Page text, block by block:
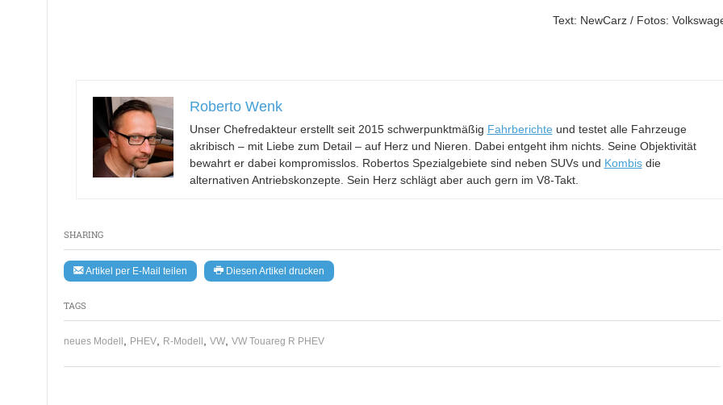
SHARING
Artikel per E-Mail teilen Diesen Artikel drucken
TAGS
neues Modell PHEV, R-Modell VW, VW Touareg R PHEV
Text: NewCarz / Fotos:
Roberto Wenk
Unser Chefredakteur erstellt seit 2015 schwerpunktmäßig Fahrberichte und testet alle Fahrzeuge
akribisch – mit Liebe zum Detail – auf Herz und Nieren. Dabei entgeht ihm nichts. Seine Objektivität
bewahrt er dabei kompromisslos. Robertos Spezialgebiete sind neben SUVs und Kombisdie
alternativen Antriebskonzepte. Sein Herz schlägt aber auch gern im V8-Takt.